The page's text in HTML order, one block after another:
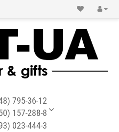
795-36-12
157-288-8
023-444-3